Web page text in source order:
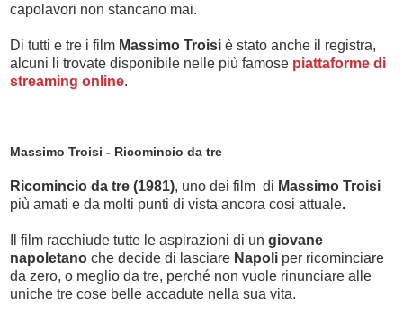
capolavori non stancano mai.
Di tutti e tre i film Massimo Troisi è stato anche il registra,
alcuni li trovate disponibile nelle più famose piattaforme di
streaming online.
Massimo Troisi - Ricomincio da tre
Ricomincio da tre (1981), uno dei film di Massimo Troisi
più amati e da molti punti di vista ancora cosi attuale.
Il film racchiude tutte le aspirazioni di un giovane
napoletano che decide di lasciare Napoli per ricominciare
da zero, o meglio da tre, perché non vuole rinunciare alle
uniche tre cose belle accadute nella sua vita.